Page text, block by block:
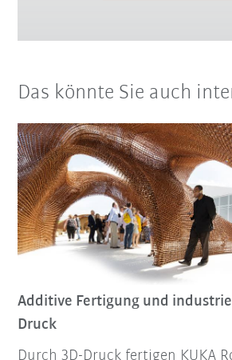
Das könnte Sie auch
Additive Fertigung und
Druck
Durch 3D-Druck fertigen KUKA